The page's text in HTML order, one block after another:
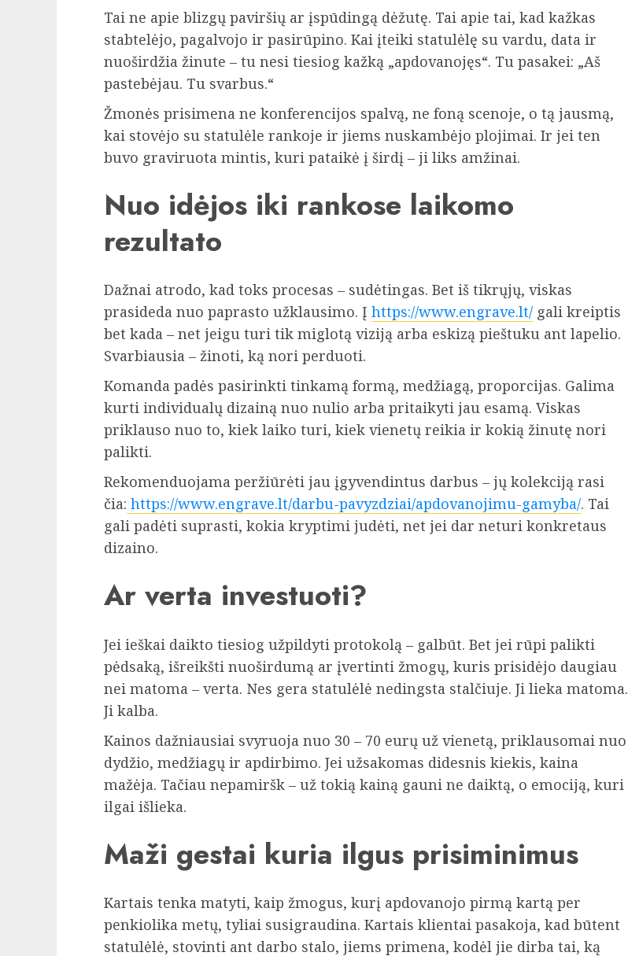
Tai ne apie blizgų paviršių ar įspūdingą dėžutę. Tai apie tai, kad kažkas
stabtelėjo, pagalvojo ir pasirūpino. Kai įteiki statulėlę su vardu, data ir
nuoširdžia žinute – tu nesi tiesiog kažką „apdovanojęs“. Tu pasakei: „Aš
pastebėjau. Tu svarbus.“
Žmonės prisimena ne konferencijos spalvą, ne foną scenoje, o tą jausmą,
kai stovėjo su statulėle rankoje ir jiems nuskambėjo plojimai. Ir jei ten
buvo graviruota mintis, kuri pataikė į širdį – ji liks amžinai.
Nuo idėjos iki rankose laikomo
rezultato
Dažnai atrodo, kad toks procesas – sudėtingas. Bet iš tikrųjų, viskas
prasideda nuo paprasto užklausimo. Į https://www.engrave.lt/ gali kreiptis
bet kada – net jeigu turi tik miglotą viziją arba eskizą pieštuku ant lapelio.
Svarbiausia – žinoti, ką nori perduoti.
Komanda padės pasirinkti tinkamą formą, medžiagą, proporcijas. Galima
kurti individualų dizainą nuo nulio arba pritaikyti jau esamą. Viskas
priklauso nuo to, kiek laiko turi, kiek vienetų reikia ir kokią žinutę nori
palikti.
Rekomenduojama peržiūrėti jau įgyvendintus darbus – jų kolekciją rasi
čia: https://www.engrave.lt/darbu-pavyzdziai/apdovanojimu-gamyba/. Tai
gali padėti suprasti, kokia kryptimi judėti, net jei dar neturi konkretaus
dizaino.
Ar verta investuoti?
Jei ieškai daikto tiesiog užpildyti protokolą – galbūt. Bet jei rūpi palikti
pėdsaką, išreikšti nuoširdumą ar įvertinti žmogų, kuris prisidėjo daugiau
nei matoma – verta. Nes gera statulėlė nedingsta stalčiuje. Ji lieka matoma.
Ji kalba.
Kainos dažniausiai svyruoja nuo 30 – 70 eurų už vienetą, priklausomai nuo
dydžio, medžiagų ir apdirbimo. Jei užsakomas didesnis kiekis, kaina
mažėja. Tačiau nepamiršk – už tokią kainą gauni ne daiktą, o emociją, kuri
ilgai išlieka.
Maži gestai kuria ilgus prisiminimus
Kartais tenka matyti, kaip žmogus, kurį apdovanojo pirmą kartą per
penkiolika metų, tyliai susigraudina. Kartais klientai pasakoja, kad būtent
statulėlė, stovinti ant darbo stalo, jiems primena, kodėl jie dirba tai, ką